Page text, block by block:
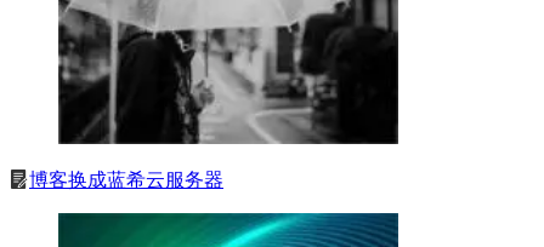
博客换成蓝希云服务器